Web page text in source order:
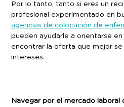
Por lo tanto, tanto si eres un
profesional experimentado en
agencias de colocación de
pueden ayudarle a orientarse
encontrar la oferta que mejor
intereses.
Navegar por el mercado laboral